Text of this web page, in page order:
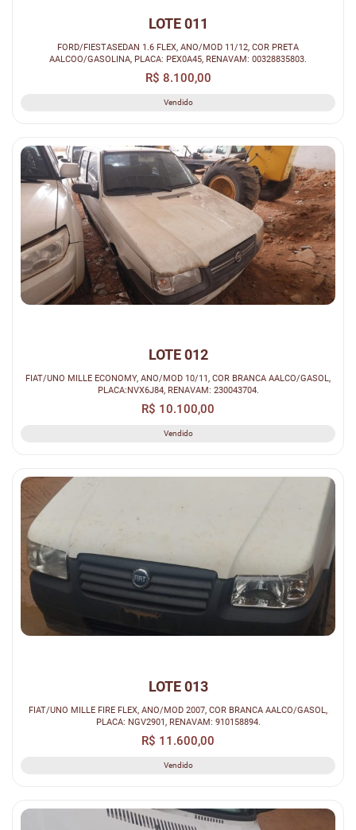
LOTE 011
FORD/FIESTASEDAN 1.6 FLEX, ANO/MOD 11/12, COR PRETA
AALCOO/GASOLINA, PLACA: PEX0A45, RENAVAM: 00328835803.
R$ 8.100,00
Vendido
LOTE 012
FIAT/UNO MILLE ECONOMY, ANO/MOD 10/11, COR BRANCA AALCO/GASOL,
PLACA:NVX6J84, RENAVAM: 230043704.
R$ 10.100,00
Vendido
LOTE 013
FIAT/UNO MILLE FIRE FLEX, ANO/MOD 2007, COR BRANCA AALCO/GASOL,
PLACA: NGV2901, RENAVAM: 910158894.
R$ 11.600,00
Vendido